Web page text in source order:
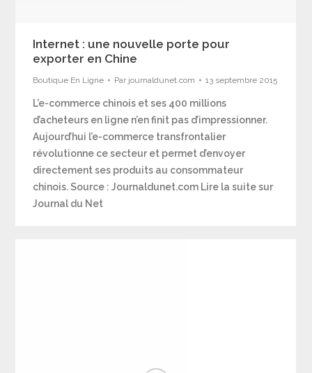
Internet : une nouvelle porte pour
exporter en Chine
Boutique En Ligne Par journaldunet.com 13 septembre 2015
L’e-commerce chinois et ses 400 millions
d’acheteurs en ligne n’en finit pas d’impressionner.
Aujourd’hui l’e-commerce transfrontalier
révolutionne ce secteur et permet d’envoyer
directement ses produits au consommateur
chinois. Source : Journaldunet.com Lire la suite sur
Journal du Net